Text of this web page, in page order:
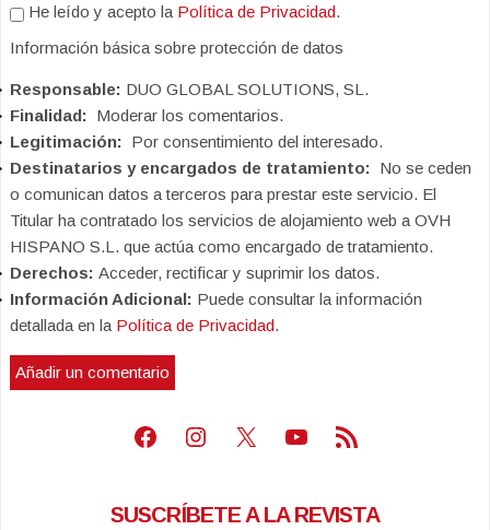
He leído y acepto la Política de Privacidad.
Información básica sobre protección de datos
Responsable: DUO GLOBAL SOLUTIONS, SL.
Finalidad: Moderar los comentarios.
Legitimación: Por consentimiento del interesado.
Destinatarios y encargados de tratamiento: No se ceden
o comunican datos a terceros para prestar este servicio. El
Titular ha contratado los servicios de alojamiento web a OVH
HISPANO S.L. que actúa como encargado de tratamiento.
Derechos: Acceder, rectificar y suprimir los datos.
Información Adicional: Puede consultar la información
detallada en la Política de Privacidad.
Facebook
Instagram
X Youtube
Feed RSS
SUSCRÍBETE A LA REVISTA